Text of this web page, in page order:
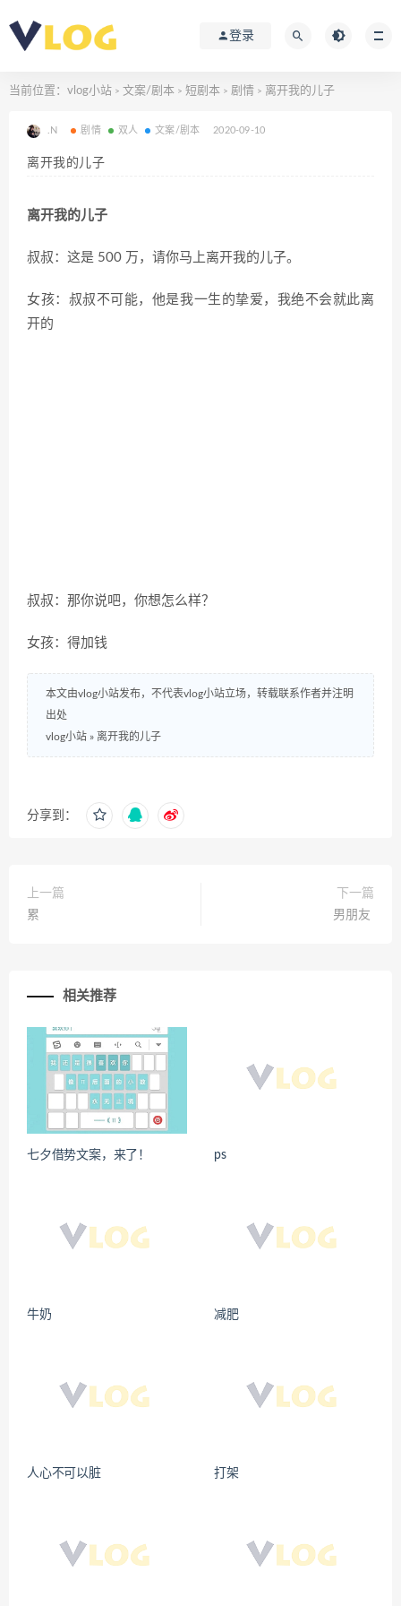
登录
当前位置： vlog小站 > 文案/剧本 > 短剧本 > 剧情 > 离开我的儿子
.N 剧情 双人 文案/剧本 2020-09-10
离开我的儿子
离开我的儿子
叔叔：这是 500 万，请你马上离开我的儿子。
女孩：叔叔不可能，他是我一生的挚爱，我绝不会就此离
开的
叔叔：那你说吧，你想怎么样？
女孩：得加钱
本文由vlog小站发布，不代表vlog小站立场，转载联系作者并注明
出处
vlog小站 » 离开我的儿子
分享到：
上一篇
累
下一篇
男朋友
相关推荐
七夕借势文案，来了！ ps
牛奶 减肥
人心不可以脏 打架